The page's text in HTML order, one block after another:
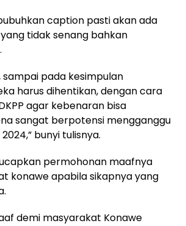
caption pasti akan ada
tidak senang bahkan
sampai pada kesimpulan
harus dihentikan, dengan cara
agar kebenaran bisa
sangat berpotensi mengganggu
bunyi tulisnya.
permohonan maafnya
konawe apabila sikapnya yang
demi masyarakat Konawe